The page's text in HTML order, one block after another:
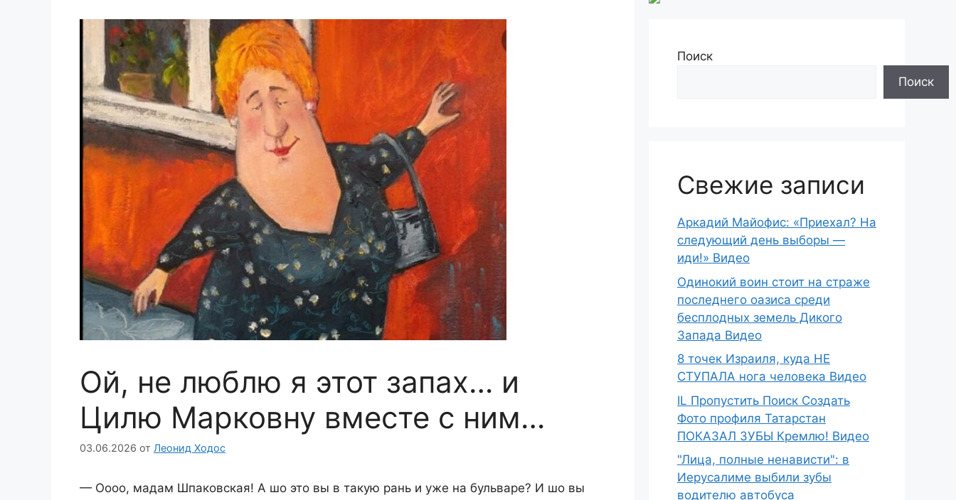
Ой, не люблю я этот запах… и
Цилю Марковну вместе с ним…
03.06.2026 от Леонид Ходос
— Оооо, мадам Шпаковская! А шо это вы в такую рань и уже на бульваре? И шо вы
Поиск
Поиск
Свежие записи
Аркадий Майофис: «Приехал? На
следующий день выборы —
иди!» Видео
Одинокий воин стоит на страже
последнего оазиса среди
бесплодных земель Дикого
Запада Видео
8 точек Израиля, куда НЕ
СТУПАЛА нога человека Видео
IL Пропустить Поиск Создать
Фото профиля Татарстан
ПОКАЗАЛ ЗУБЫ Кремлю! Видео
"Лица, полные ненависти": в
Иерусалиме выбили зубы
водителю автобуса